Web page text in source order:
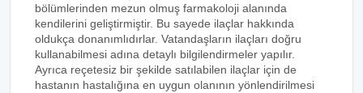
bölümlerinden mezun olmuş farmakoloji alanında
kendilerini geliştirmiştir. Bu sayede ilaçlar hakkında
oldukça donanımlıdırlar. Vatandaşların ilaçları doğru
kullanabilmesi adına detaylı bilgilendirmeler yapılır.
Ayrıca reçetesiz bir şekilde satılabilen ilaçlar için de
hastanın hastalığına en uygun olanının yönlendirilmesi